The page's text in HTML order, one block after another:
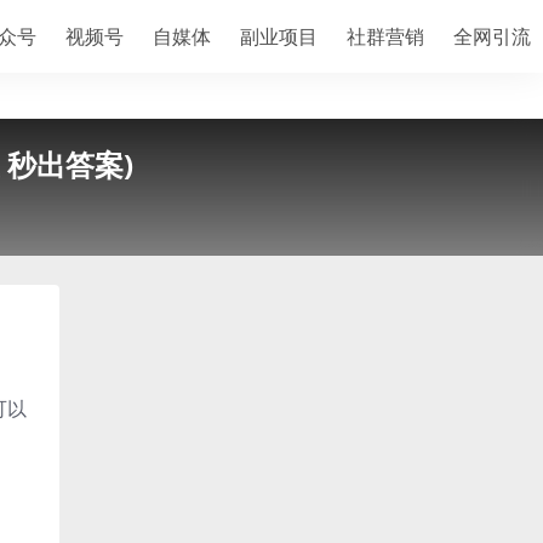
号 视频号 自媒体 副业项目 社群营销 全网引流
出答案)
以